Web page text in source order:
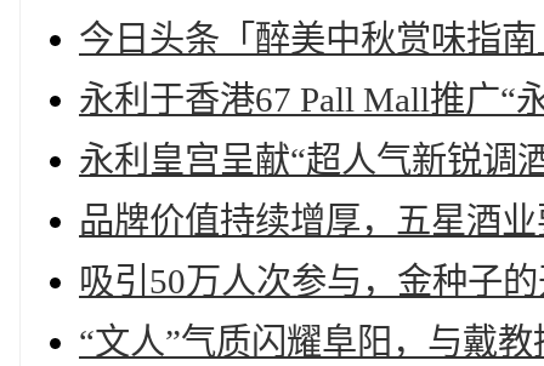
今日头条「醉美中秋赏味指
永利于香港67 Pall Mall推广
永利皇宫呈献“超人气新锐调
品牌价值持续增厚，五星酒
吸引50万人次参与，金种子
“文人”气质闪耀阜阳，与戴